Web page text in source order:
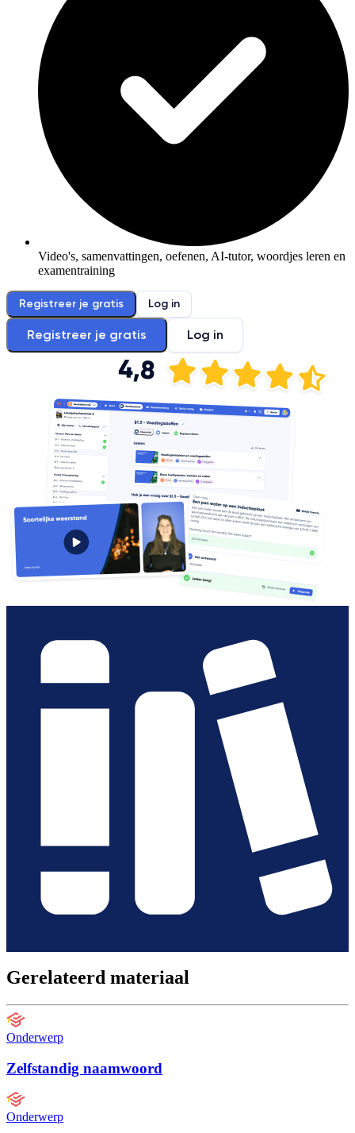
Video's, samenvattingen, oefenen, AI-tutor, woordjes leren en
examentraining
Registreer je gratis Log in
Registreer je gratis Log in
Gerelateerd materiaal
Onderwerp
Zelfstandig naamwoord
Onderwerp